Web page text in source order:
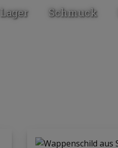
Lager Schmuck